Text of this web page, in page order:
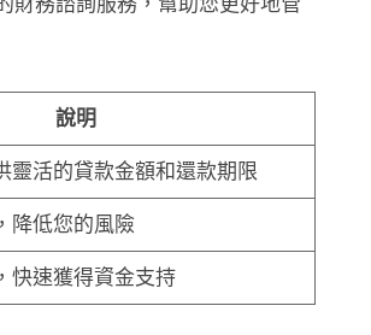
說明
靈活的貸款金額和還款期限
降低您的風險
快速獲得資金支持